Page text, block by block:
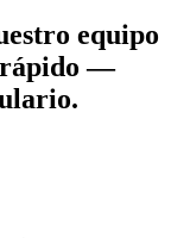
equipo
rápido —